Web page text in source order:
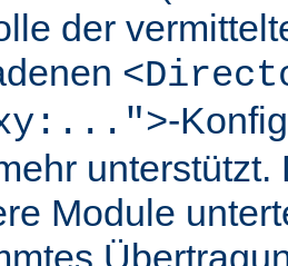
der
-
Module